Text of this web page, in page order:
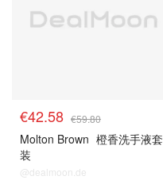
€42.58 €59.80
Molton Brown 橙香洗手液套
装
@dealmoon.de